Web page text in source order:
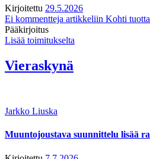
Kirjoitettu 29.5.2026
Ei kommentteja artikkeliin Kohti
Pääkirjoitus
Lisää toimitukselta
Vieraskynä
Jarkko Liuska
Muuntojoustava suunnittelu lisää